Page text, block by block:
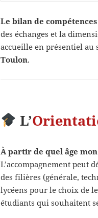
Le bilan de
des échanges et la
accueille en présentiel au
Toulon.
L’
À partir de quel âge
L’accompagnement peut
des filières (générale,
lycéens pour le choix de
étudiants qui souhaitent